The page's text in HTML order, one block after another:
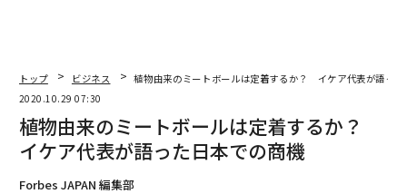
トップ ビジネス
植物由来のミートボールは定着するか？ イケア代表が語った
2020.10.29 07:30
植物由来のミートボールは定着するか？
イケア代表が語った日本での商機
Forbes JAPAN 編集部